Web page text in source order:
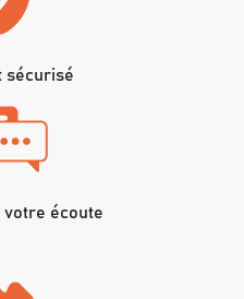
sécurisé
votre écoute